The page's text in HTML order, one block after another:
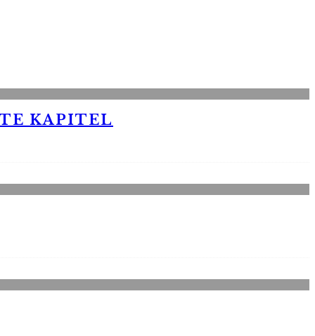
KAPITEL